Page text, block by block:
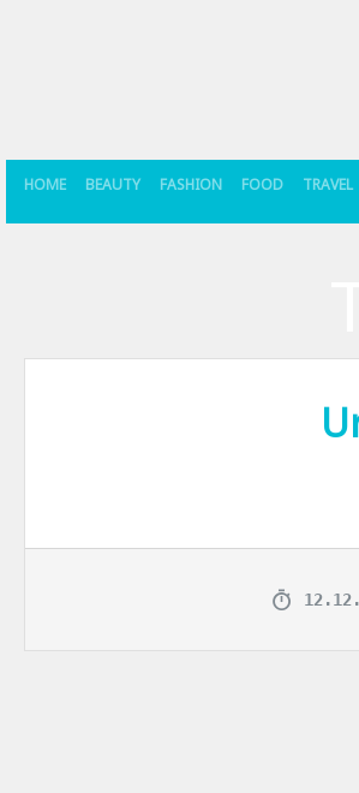
HOME BEAUTY FASHION FOOD TRAVEL
A venit, a venit iarna! 1 decembrie a